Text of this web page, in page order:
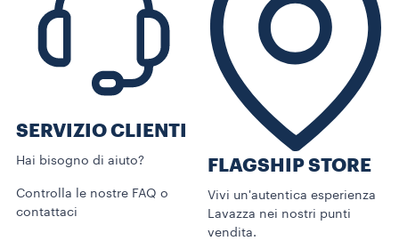
SERVIZIO CLIENTI​
Hai bisogno di aiuto?​
Controlla le nostre FAQ o
contattaci
FLAGSHIP STORE
Vivi un'autentica esperienza
Lavazza nei nostri punti
vendita.